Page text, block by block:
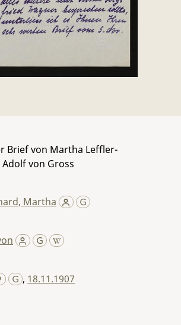
Brief von Martha Leffler-
von Gross
Martha
, 18.11.1907